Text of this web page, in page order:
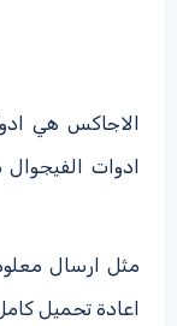
الاجاكس هي
ادوات
مثل ارسال
اعادة تحميل